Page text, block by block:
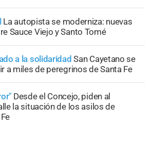
La autopista se moderniza: nuevas
Sauce Viejo y Santo Tomé
a la solidaridad San Cayetano se
a miles de peregrinos de Santa Fe
Desde el Concejo, piden al
la situación de los asilos de